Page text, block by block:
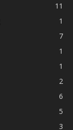
11
1
7
1
1
2
6
5
3